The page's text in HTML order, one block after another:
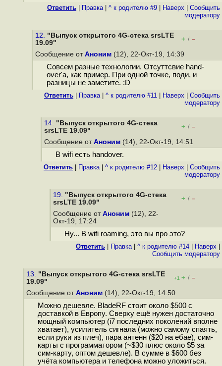
Ответить Правка| ^ к родителю #9 Наверх
Cообщить
модератору
12. "Выпуск открытого 4G-стека srsLTE
19.09"
+ / –
Сообщение от Аноним (12), 22-Окт-19, 14:39
Совсем разные технологии. Отсуттсвие hand-
over'а, как пример. При одной точке, поди, и
разницы не заметите. :D
Ответить Правка| ^ к родителю #11 Наверх
Cообщить
модератору
14. "Выпуск открытого 4G-стека
srsLTE 19.09"
+ / –
Сообщение от Аноним (14), 22-Окт-19, 14:51
В wifi есть handover.
Ответить Правка| ^ к родителю #12 Наверх
Cообщить
модератору
19. "Выпуск открытого 4G-стека
srsLTE 19.09"
+ / –
Сообщение от Аноним (12), 22-
Окт-19, 17:24
Ну... В wifi roaming, это вы про это?
Ответить Правка| ^ к родителю #14 Наверх
Cообщить модератору
13. "Выпуск открытого 4G-стека srsLTE
19.09"
+1 + / –
Сообщение от Аноним (14), 22-Окт-19, 14:50
Можно дешевле. BladeRF стоит около $500 с
доставкой в Европу. Сверху ещё нужен достаточно
мощный компьютер (i7 последних поколений вполне
хватает), усилитель сигнала (можно самому спаять,
если руки из плеч), пара антенн ($20 на ебае), сим-
карты с программатором (~$30 плюс около $5 за
сим-карту, оптом дешевле). В сумме в $600 без
учёта компьютера и телефона можно уложиться.